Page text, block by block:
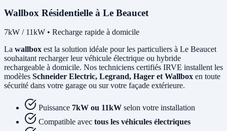
Wallbox Résidentielle à Le Beaucet
7kW / 11kW • Recharge rapide à domicile
La wallbox est la solution idéale pour les particuliers à Le Beaucet
souhaitant recharger leur véhicule électrique ou hybride
rechargeable à domicile. Nos techniciens certifiés IRVE installent les
modèles Schneider Electric, Legrand, Hager et Wallbox en toute
sécurité dans votre garage ou sur votre façade extérieure.
Puissance 7kW ou 11kW selon votre installation
Compatible avec tous les véhicules électriques